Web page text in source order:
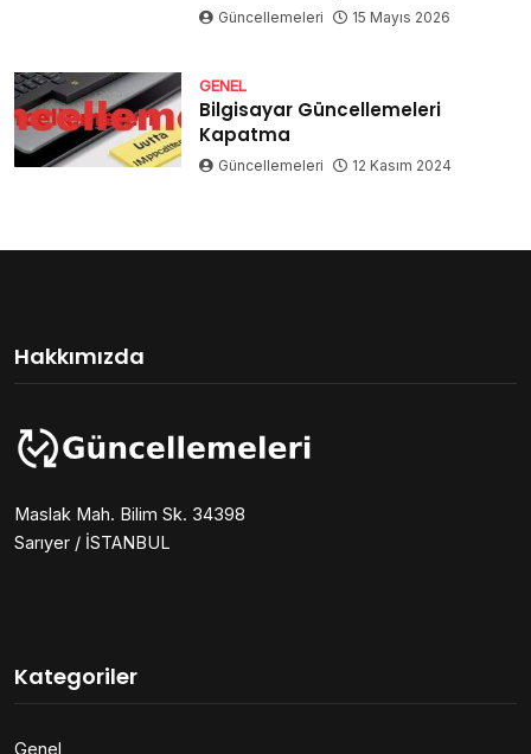
Güncellemeleri 15 Mayıs 2026
GENEL
Bilgisayar Güncellemeleri
Kapatma
Güncellemeleri 12 Kasım 2024
Hakkımızda
Maslak Mah. Bilim Sk. 34398
Sarıyer / İSTANBUL
Kategoriler
Genel